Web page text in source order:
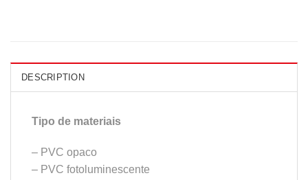
DESCRIPTION
Tipo de materiais
– PVC opaco
– PVC fotoluminescente